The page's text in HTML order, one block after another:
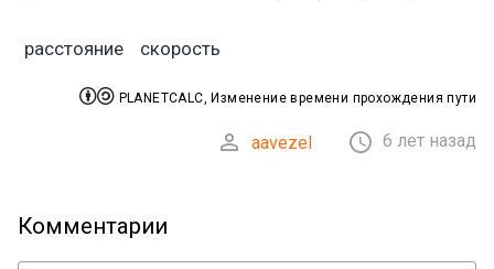
расстояние скорость
 PLANETCALC, Изменение времени прохождения пути
 aavezel  6 лет назад
Комментарии